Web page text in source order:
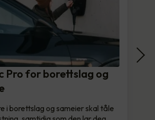
Pro for borettslag og
i borettslag og sameier skal tåle